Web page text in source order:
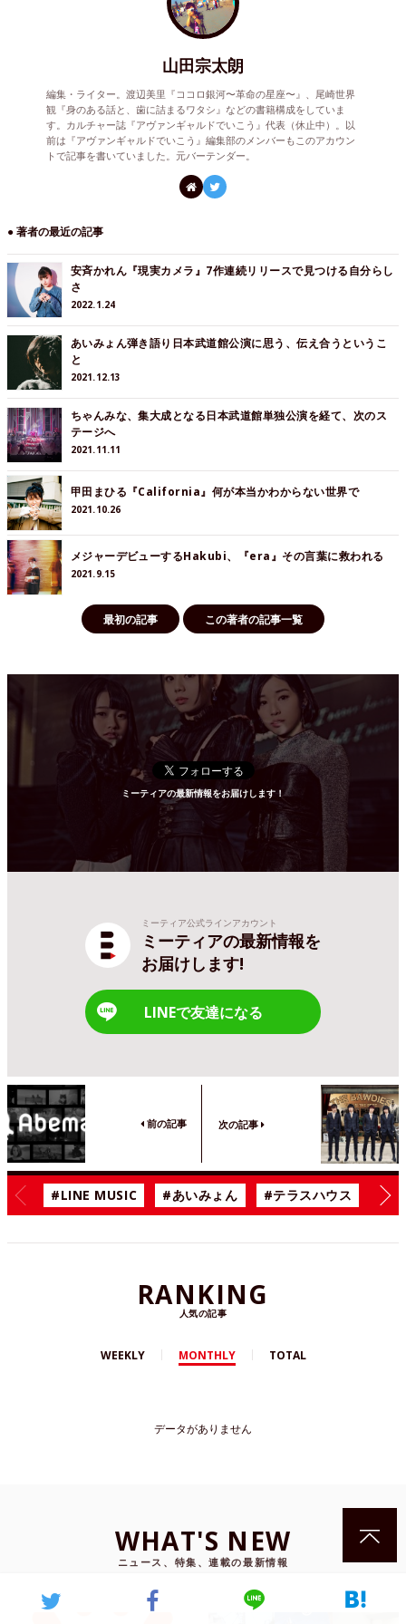
山田宗太朗
編集・ライター。渡辺美里『ココロ銀河〜革命の星座〜』、尾崎世界
観『身のある話と、歯に詰まるワタシ』などの書籍構成をしていま
す。カルチャー誌『アヴァンギャルドでいこう』代表（休止中）。以
前は『アヴァンギャルドでいこう』編集部のメンバーもこのアカウン
トで記事を書いていました。元バーテンダー。
● 著者の最近の記事
安斉かれん『現実カメラ』7作連続リリースで見つける自分らし
さ
2022.1.24
あいみょん弾き語り日本武道館公演に思う、伝え合うというこ
と
2021.12.13
ちゃんみな、集大成となる日本武道館単独公演を経て、次のス
テージへ
2021.11.11
甲田まひる『California』何が本当かわからない世界で
2021.10.26
メジャーデビューするHakubi、『era』その言葉に救われる
2021.9.15
最初の記事 この著者の記事一覧
ミーティアの最新情報をお届けします！
ミーティア公式ラインアカウント
ミーティアの最新情報を
お届けします!
LINEで友達になる
前の記事 次の記事
#LINE MUSIC #あいみょん #テラスハウス #漫
RANKING
人気の記事
WEEKLY MONTHLY TOTAL
データがありません
WHAT'S NEW
ニュース、特集、連載の最新情報